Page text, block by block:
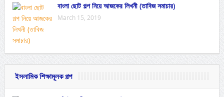
বাংলা ছোট গল্প নিয়ে আজকের লিখনী (তাবিজ সমাচার)
March 15, 2019
ইসলামিক শিক্ষামূলক গল্প